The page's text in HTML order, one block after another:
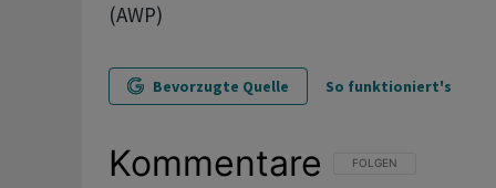
(AWP)
Bevorzugte Quelle So funktioniert's
Kommentare FOLGE DIESER
FOLGEN